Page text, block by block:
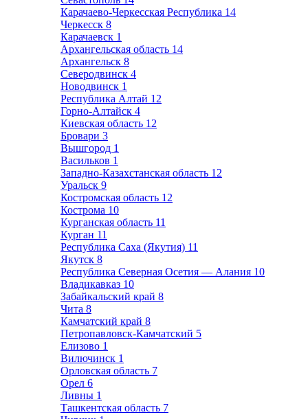
Карачаево-Черкесская Республика 14
Черкесск 8
Карачаевск 1
Архангельская область 14
Архангельск 8
Северодвинск 4
Новодвинск 1
Республика Алтай 12
Горно-Алтайск 4
Киевская область 12
Бровари 3
Вышгород 1
Васильков 1
Западно-Казахстанская область 12
Уральск 9
Костромская область 12
Кострома 10
Курганская область 11
Курган 11
Республика Саха (Якутия) 11
Якутск 8
Республика Северная Осетия — Алания 10
Владикавказ 10
Забайкальский край 8
Чита 8
Камчатский край 8
Петропавловск-Камчатский 5
Елизово 1
Вилючинск 1
Орловская область 7
Орел 6
Ливны 1
Ташкентская область 7